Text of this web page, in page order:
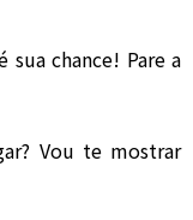
sua chance! Pare a
Vou te mostrar